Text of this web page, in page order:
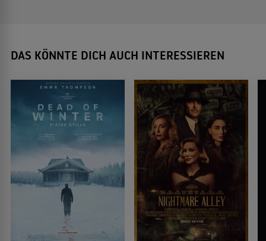
DAS KÖNNTE DICH AUCH INTERESSIEREN